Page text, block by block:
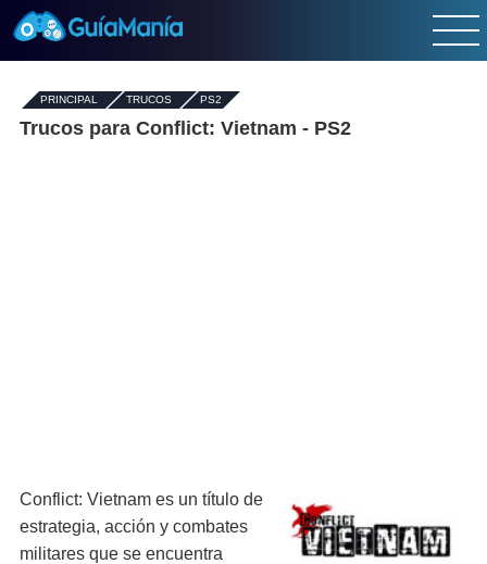
PRINCIPAL - TRUCOS- PS2
Trucos para Conflict: Vietnam - PS2
Conflict: Vietnam es un título de
estrategia, acción y combates
militares que se encuentra